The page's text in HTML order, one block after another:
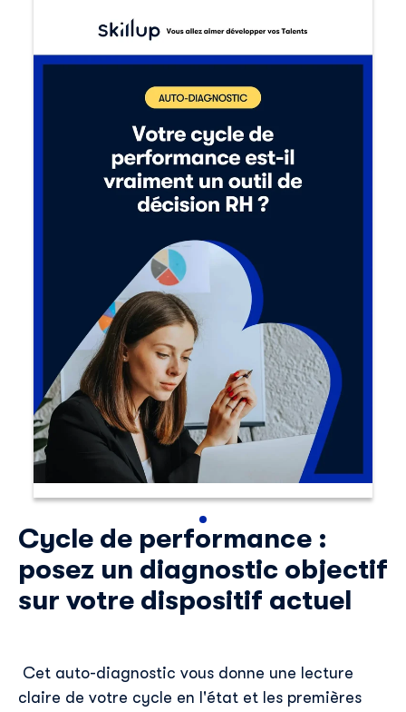
Découvrir Skillup
E-mail professionnel
Téléphone*
Skillup utilise vos informations pour vous fournir du
contenu pertinent sur nos produits et services. Vous
pouvez vous désinscrire à tout moment. Pour plus de
détails, consultez notre
politique de confidentialité
Cycle de performance :
posez un diagnostic objectif
sur votre dispositif actuel
Cet auto-diagnostic vous donne une lecture
claire de votre cycle en l'état et les premières